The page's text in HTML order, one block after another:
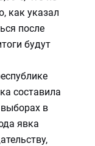
как указал
после
будут
составила
в
явка